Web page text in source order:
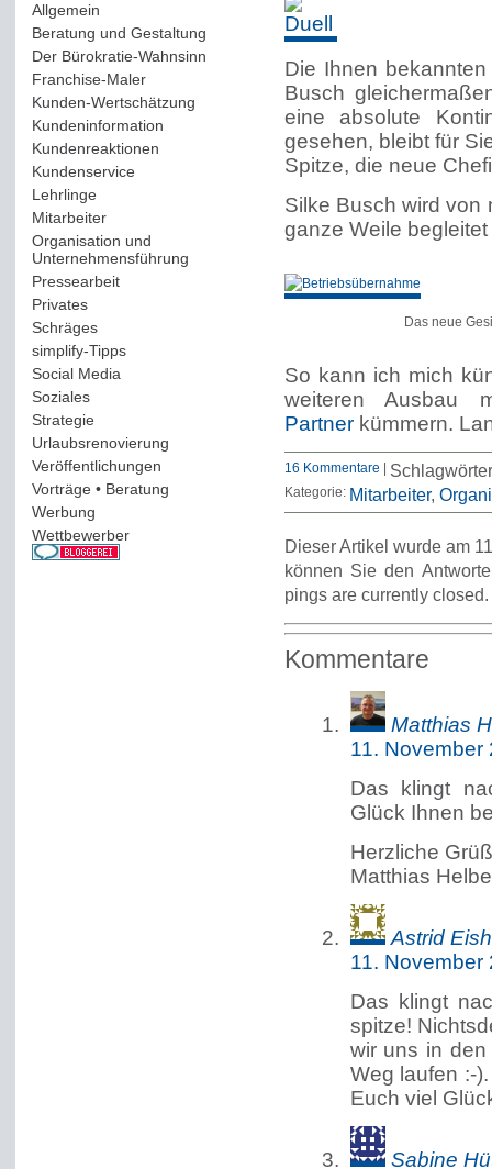
Allgemein
Beratung und Gestaltung
Der Bürokratie-Wahnsinn
Franchise-Maler(42)
Kunden-Wertschätzung
Kundeninformation
Kundenreaktionen
Kundenservice(178)
Lehrlinge(54)
Mitarbeiter(163)
Organisation und
Unternehmensführung
Pressearbeit(12)
Privates(193)
Schräges(161)
simplify-Tipps(123)
Social Media
Soziales(37)
Strategie(220)
Urlaubsrenovierung
Veröffentlichungen
Vorträge • Beratung
Werbung
Wettbewerber(61)
Die Ihnen
Busch
eine absolute
gesehen, bleibt für
Spitze, die neue
Silke Busch wird von
ganze Weile
Das neue
So kann ich mich
weiteren Ausbau
Partner kümmern.
16 Kommentare
Kategorie: Mitarbeiter
Dieser Artikel wurde am
können Sie den
pings are currently closed.
Kommentare
Matthias
11. November
Das klingt
Glück Ihnen
Herzliche
Matthias
Astrid
11. November
Das klingt
spitze!
wir uns in
Weg laufen :-
Euch viel
Sabine